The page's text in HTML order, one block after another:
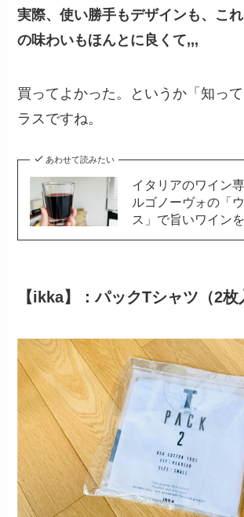
実際、使い勝手もデザインも、こ
の味わいもほんとに良くて,,,
買ってよかった。というか「知っ
ラスですね。
あわせて読みたい
イタリアのワイン
ルゴノーヴォの「
ス」で旨いワインを
【ikka】：パックTシャツ（2枚